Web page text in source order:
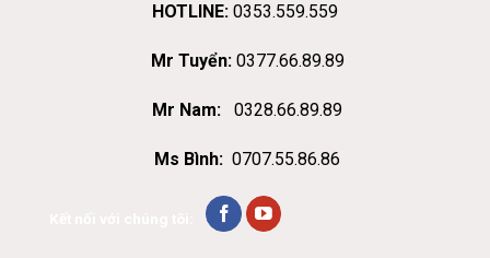
HOTLINE: 0353.559.559
Mr Tuyển: 0377.66.89.89
Mr Nam: 0328.66.89.89
Ms Bình: 0707.55.86.86